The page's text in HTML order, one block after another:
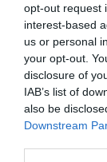
opt-out request
interest-based
us or personal
your opt-out.
disclosure of
IAB’s list of
also be
Downstream
γ) Είναι,
Αρχής,η
της
πρώτη
έγκλημα,